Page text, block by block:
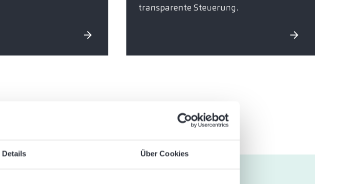
Details Über Cookies
transparente Steuerung.